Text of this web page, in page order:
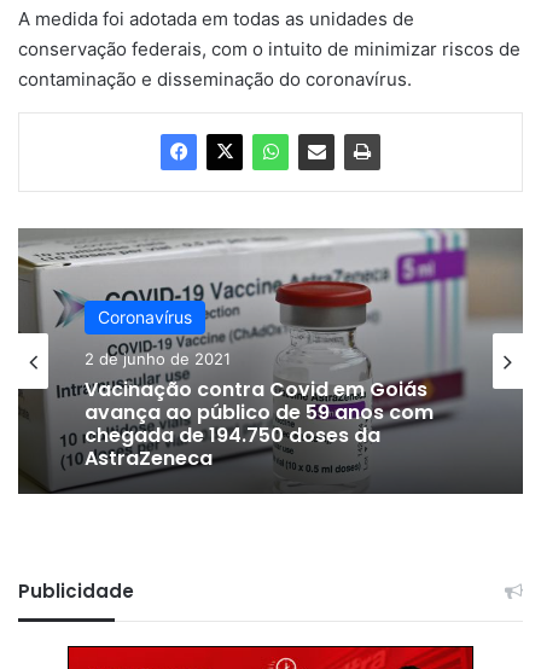
A medida foi adotada em todas as unidades de
conservação federais, com o intuito de minimizar riscos de
contaminação e disseminação do coronavírus.
Coronavírus
2 de junho de 2021
Vacinação contra Covid em Goiás
avança ao público de 59 anos com
chegada de 194.750 doses da
AstraZeneca
Publicidade